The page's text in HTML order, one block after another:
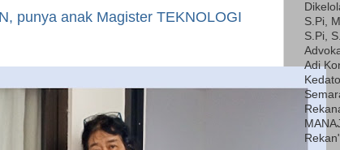
punya anak Magister TEKNOLOGI
S.Pi,
S.Pi,
Adi